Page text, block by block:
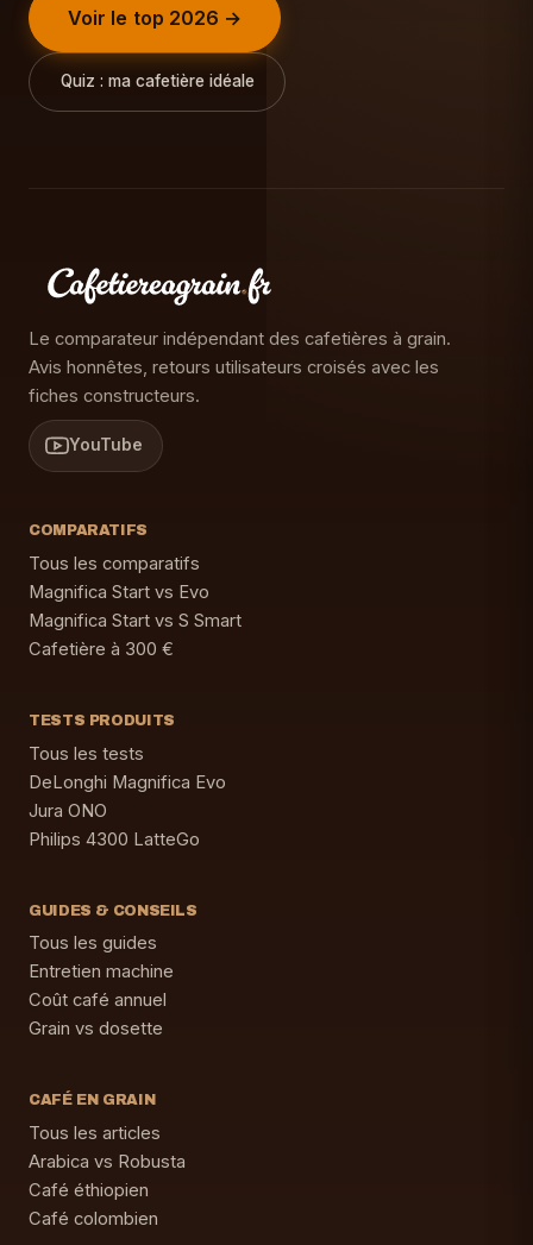
Voir le top 2026 →
Quiz : ma cafetière idéale
Le comparateur indépendant des cafetières à grain.
Avis honnêtes, retours utilisateurs croisés avec les
fiches constructeurs.
YouTube
COMPARATIFS
Tous les comparatifs
Magnifica Start vs Evo
Magnifica Start vs S Smart
Cafetière à 300 €
TESTS PRODUITS
Tous les tests
DeLonghi Magnifica Evo
Jura ONO
Philips 4300 LatteGo
GUIDES & CONSEILS
Tous les guides
Entretien machine
Coût café annuel
Grain vs dosette
CAFÉ EN GRAIN
Tous les articles
Arabica vs Robusta
Café éthiopien
Café colombien